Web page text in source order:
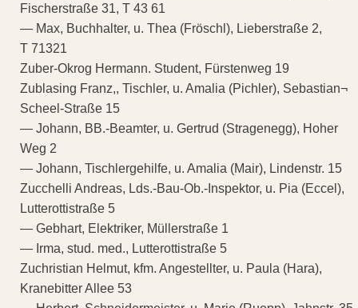
Fischerstraße 31, T 43 61
— Max, Buchhalter, u. Thea (Fröschl), Lieberstraße 2,
T 71321
Zuber-Okrog Hermann. Student, Fürstenweg 19
Zublasing Franz,, Tischler, u. Amalia (Pichler), Sebastian¬
Scheel-Straße 15
— Johann, BB.-Beamter, u. Gertrud (Stragenegg), Hoher
Weg 2
— Johann, Tischlergehilfe, u. Amalia (Mair), Lindenstr. 15
Zucchelli Andreas, Lds.-Bau-Ob.-Inspektor, u. Pia (Eccel),
Lutterottistraße 5
— Gebhart, Elektriker, Müllerstraße 1
— Irma, stud. med., Lutterottistraße 5
Zuchristian Helmut, kfm. Angestellter, u. Paula (Hara),
Kranebitter Allee 53